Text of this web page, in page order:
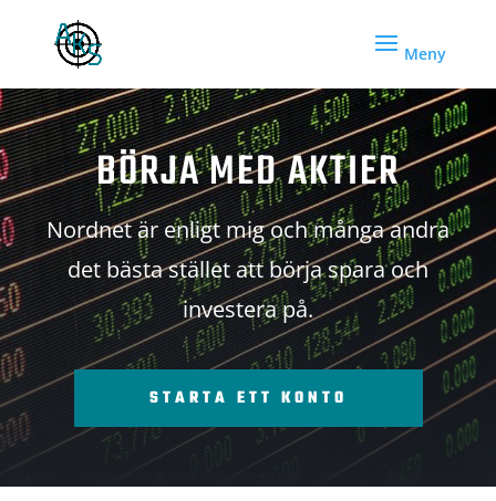
BÖRJA MED AKTIER
Nordnet är enligt mig och många andra
det bästa stället att börja spara och
investera på.
STARTA ETT KONTO